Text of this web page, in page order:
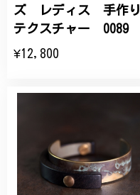
ズ レディス 手作り
テクスチャー 0089
¥12,800